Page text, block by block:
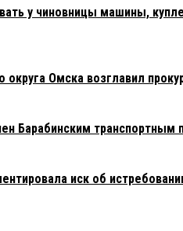
у чиновницы машины,
Омска возглавил
Барабинским транспортным
иск об